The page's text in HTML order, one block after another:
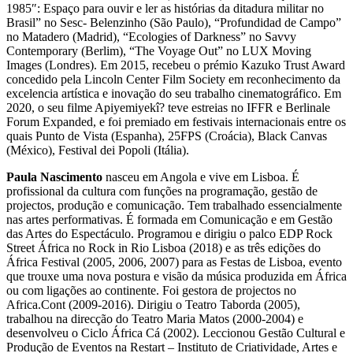
1985″: Espaço para ouvir e ler as histórias da ditadura militar no
Brasil” no Sesc- Belenzinho (São Paulo), “Profundidad de Campo”
no Matadero (Madrid), “Ecologies of Darkness” no Savvy
Contemporary (Berlim), “The Voyage Out” no LUX Moving
Images (Londres). Em 2015, recebeu o prémio Kazuko Trust Award
concedido pela Lincoln Center Film Society em reconhecimento da
excelencia artística e inovação do seu trabalho cinematográfico. Em
2020, o seu filme Apiyemiyekî? teve estreias no IFFR e Berlinale
Forum Expanded, e foi premiado em festivais internacionais entre os
quais Punto de Vista (Espanha), 25FPS (Croácia), Black Canvas
(México), Festival dei Popoli (Itália).
Paula Nascimento nasceu em Angola e vive em Lisboa. É
profissional da cultura com funções na programação, gestão de
projectos, produção e comunicação. Tem trabalhado essencialmente
nas artes performativas. É formada em Comunicação e em Gestão
das Artes do Espectáculo. Programou e dirigiu o palco EDP Rock
Street África no Rock in Rio Lisboa (2018) e as três edições do
África Festival (2005, 2006, 2007) para as Festas de Lisboa, evento
que trouxe uma nova postura e visão da música produzida em África
ou com ligações ao continente. Foi gestora de projectos no
Africa.Cont (2009-2016). Dirigiu o Teatro Taborda (2005),
trabalhou na direcção do Teatro Maria Matos (2000-2004) e
desenvolveu o Ciclo África Cá (2002). Leccionou Gestão Cultural e
Produção de Eventos na Restart – Instituto de Criatividade, Artes e